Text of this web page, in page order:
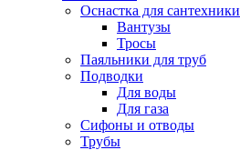
Оснастка для сантехники
Вантузы
Тросы
Паяльники для труб
Подводки
Для воды
Для газа
Сифоны и отводы
Трубы